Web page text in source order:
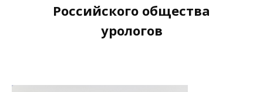
Российского общества
урологов